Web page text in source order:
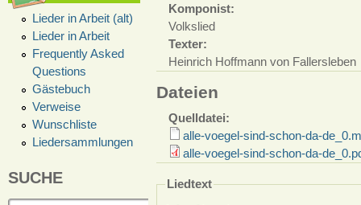
Lieder in Arbeit (alt)
Lieder in Arbeit
Frequently Asked
Questions
Gästebuch
Verweise
Wunschliste
Liedersammlungen
SUCHE
Komponist:
Volkslied
Texter:
Heinrich Hoffmann von Fallersleben
Dateien
Quelldatei:
alle-voegel-sind-schon-da-
alle-voegel-sind-schon-da-
Liedtext